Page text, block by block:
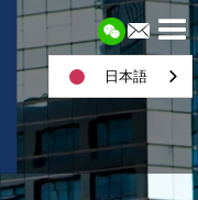
日本語